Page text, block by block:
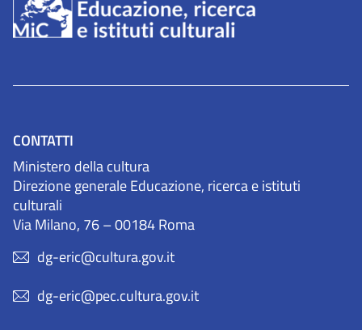
CONTATTI
Ministero della cultura
Direzione generale Educazione, ricerca e istituti
culturali
Via Milano, 76 – 00184 Roma
dg-eric@cultura.gov.it
dg-eric@pec.cultura.gov.it